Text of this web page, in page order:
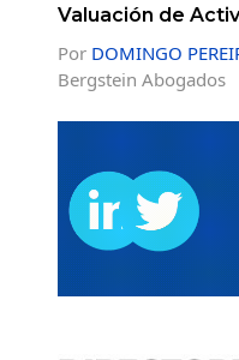
Valuación de
Por DOMINGO
Bergstein Abogados